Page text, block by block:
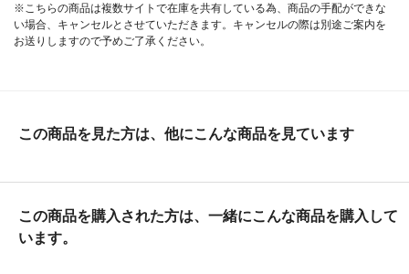
※こちらの商品は複数サイトで在庫を共有している為、商品の手配ができな
い場合、キャンセルとさせていただきます。キャンセルの際は別途ご案内を
お送りしますので予めご了承ください。
この商品を見た方は、他にこんな商品を見ています
この商品を購入された方は、一緒にこんな商品を購入して
います。